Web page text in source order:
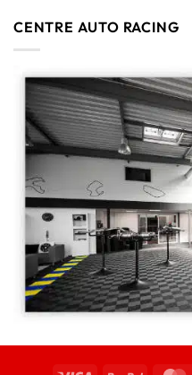
CENTRE AUTO RACING